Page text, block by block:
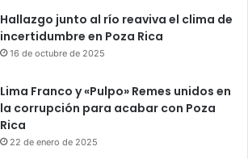
Hallazgo junto al río reaviva el clima de
incertidumbre en Poza Rica
16 de octubre de 2025
Lima Franco y «Pulpo» Remes unidos en
la corrupción para acabar con Poza
Rica
22 de enero de 2025